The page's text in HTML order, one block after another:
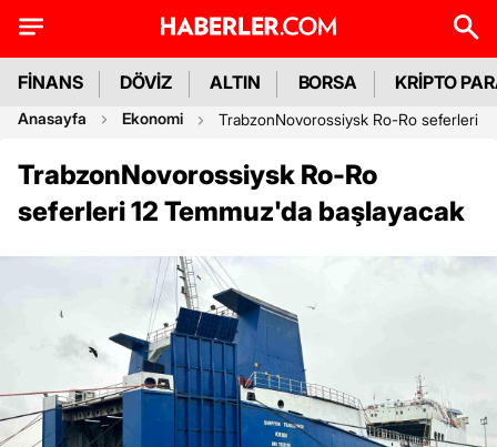
FİNANS DÖVİZ ALTIN BORSA KRİPTO
Anasayfa Ekonomi TrabzonNovorossiysk Ro-Ro seferleri
TrabzonNovorossiysk Ro-Ro
seferleri 12 Temmuz'da başlayacak